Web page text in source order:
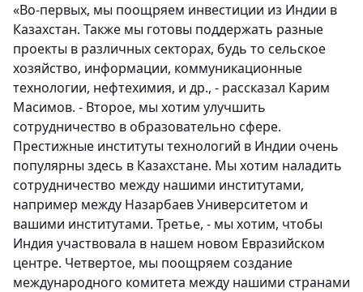
«Во-первых, мы поощряем инвестиции из Индии в
Казахстан. Также мы готовы поддержать разные
проекты в различных секторах, будь то сельское
хозяйство, информации, коммуникационные
технологии, нефтехимия, и др., - рассказал Карим
Масимов. - Второе, мы хотим улучшить
сотрудничество в образовательно сфере.
Престижные институты технологий в Индии очень
популярны здесь в Казахстане. Мы хотим наладить
сотрудничество между нашими институтами,
например между Назарбаев Университетом и
вашими институтами. Третье, - мы хотим, чтобы
Индия участвовала в нашем новом Евразийском
центре. Четвертое, мы поощряем создание
международного комитета между нашими странами